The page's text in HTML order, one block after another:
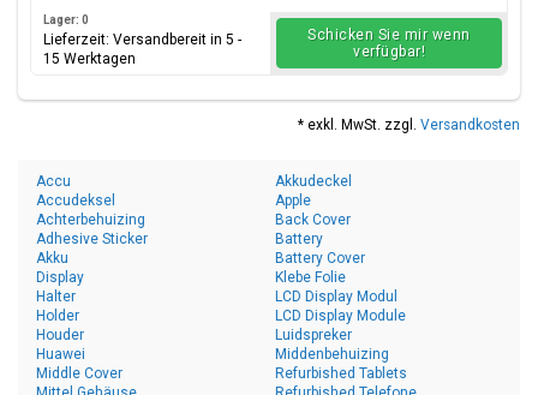
Lager: 0
Lieferzeit: Versandbereit in 5 -
15 Werktagen
Schicken Sie mir wenn
verfügbar!
* exkl. MwSt. zzgl. Versandkosten
Accu
Accudeksel
Achterbehuizing
Adhesive Sticker
Akku
Akkudeckel
Apple
Back Cover
Battery
Battery Cover
Display
Halter
Holder
Houder
Huawei
Klebe Folie
LCD Display Modul
LCD Display Module
Luidspreker
Middenbehuizing
Middle Cover
Refurbished Tablets